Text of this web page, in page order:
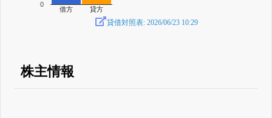
借方 貸方
0
貸借対照表: 2026/06/23 10:29
株主情報